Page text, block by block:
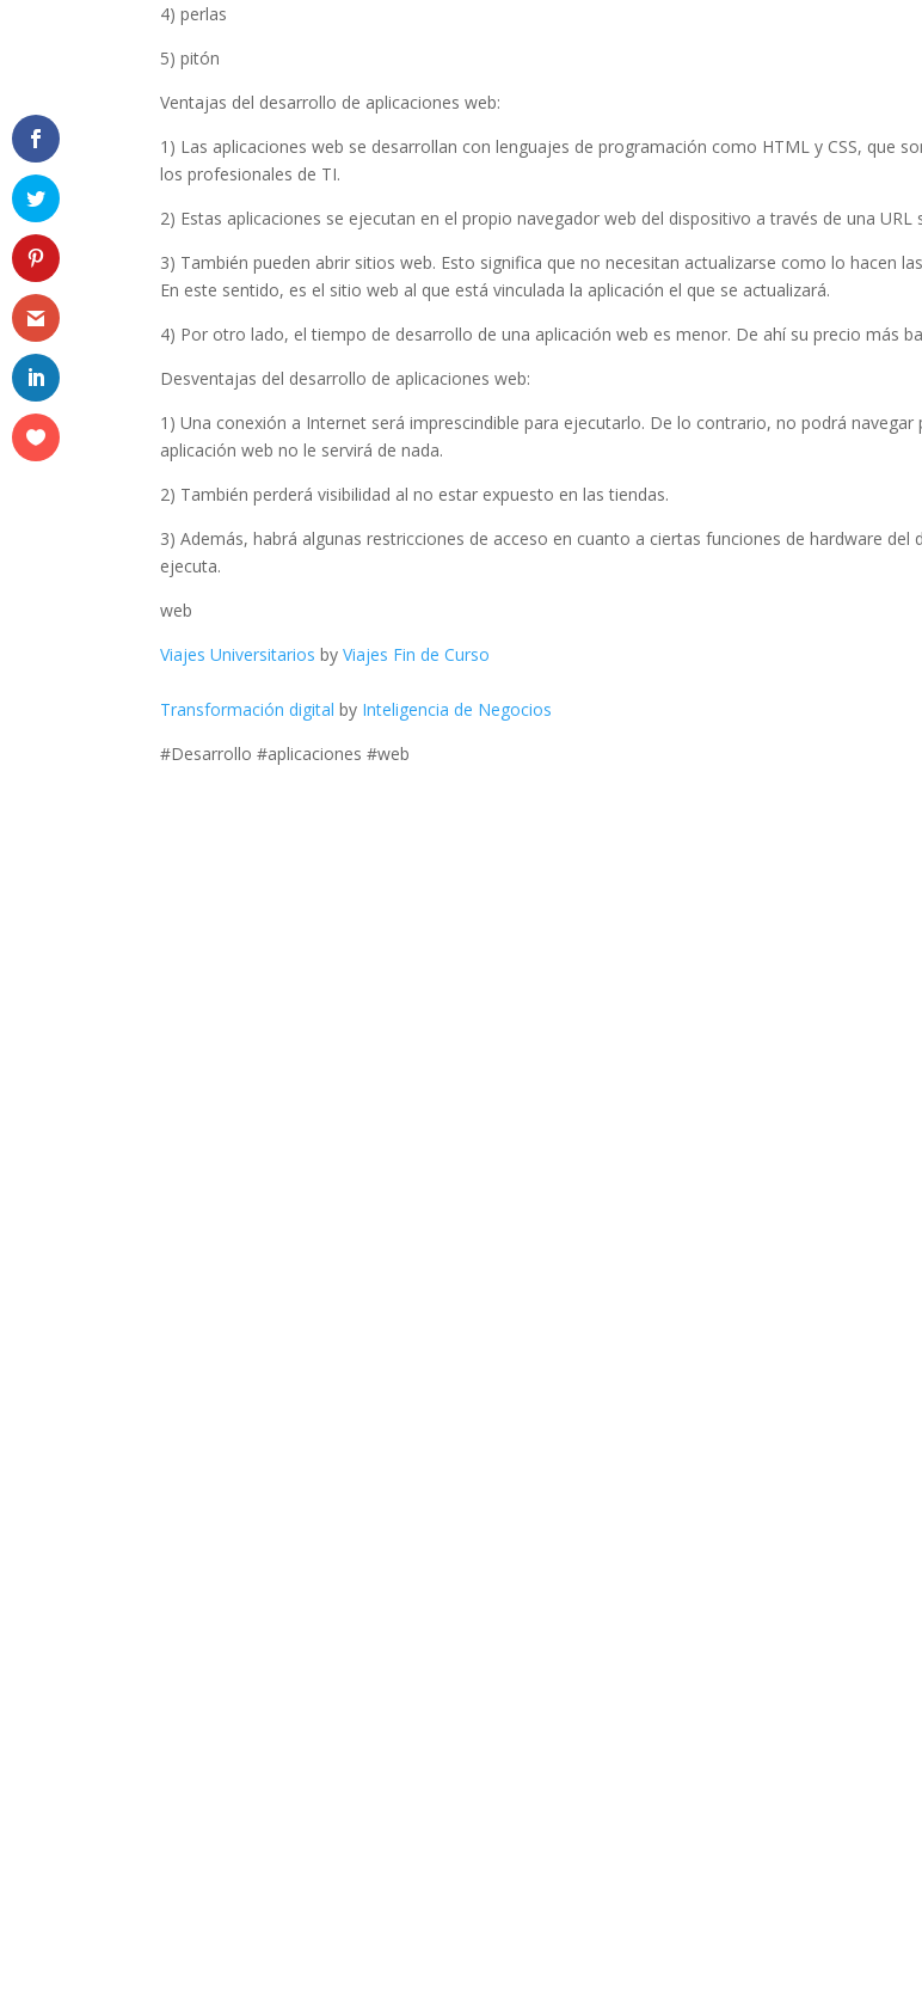
4) perlas
5) pitón
Ventajas del desarrollo de aplicaciones web:
1) Las aplicaciones web se desarrollan con lenguajes de programación como HTML y CSS, que
los profesionales de TI.
2) Estas aplicaciones se ejecutan en el propio navegador web del dispositivo a través de una URL
3) También pueden abrir sitios web. Esto significa que no necesitan actualizarse como lo hacen
En este sentido, es el sitio web al que está vinculada la aplicación el que se actualizará.
4) Por otro lado, el tiempo de desarrollo de una aplicación web es menor. De ahí su precio más
Desventajas del desarrollo de aplicaciones web:
1) Una conexión a Internet será imprescindible para ejecutarlo. De lo contrario, no podrá navegar
aplicación web no le servirá de nada.
2) También perderá visibilidad al no estar expuesto en las tiendas.
3) Además, habrá algunas restricciones de acceso en cuanto a ciertas funciones de hardware del
ejecuta.
web
Viajes Universitarios byViajes Fin de Curso
Transformación digital by Inteligencia de Negocios
#Desarrollo #aplicaciones #web